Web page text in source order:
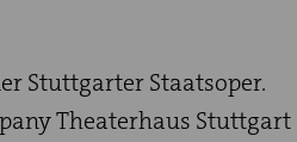
Stuttgarter Staatsoper.
Theaterhaus Stuttgart